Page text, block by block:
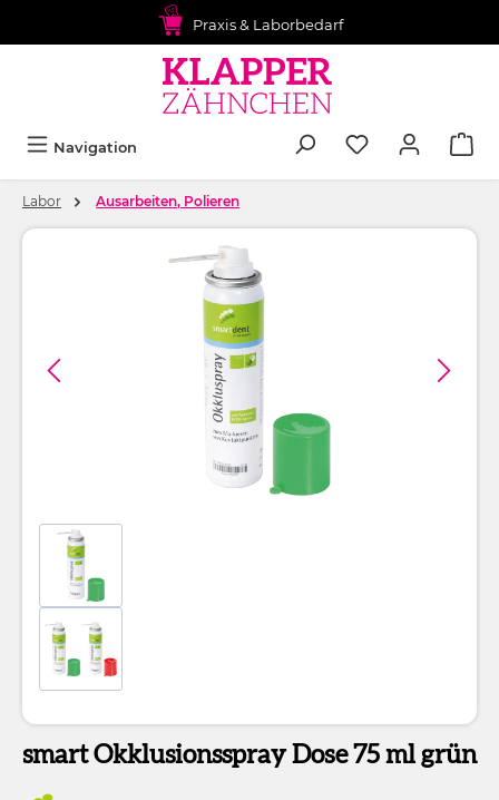
Praxis & Laborbedarf
Navigation
Labor Ausarbeiten, Polieren
Bildergalerie überspringen
smart Okklusionsspray Dose 75 ml grün